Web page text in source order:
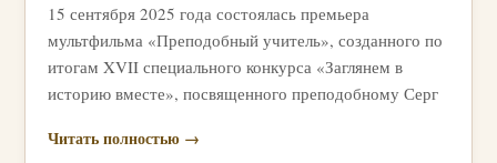
15 сентября 2025 года состоялась премьера
мультфильма «Преподобный учитель», созданного по
итогам XVII специального конкурса «Заглянем в
историю вместе», посвященного преподобному Серг
Читать полностью →